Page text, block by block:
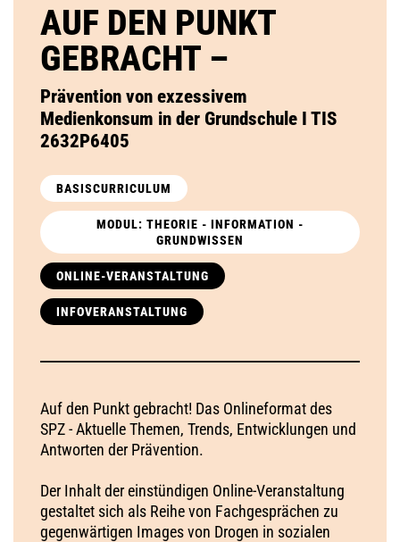
AUF DEN PUNKT
GEBRACHT –
Prävention von exzessivem
Medienkonsum in der Grundschule I TIS
2632P6405
BASISCURRICULUM
MODUL: THEORIE - INFORMATION -
GRUNDWISSEN
ONLINE-VERANSTALTUNG
INFOVERANSTALTUNG
Auf den Punkt gebracht! Das Onlineformat des
SPZ - Aktuelle Themen, Trends, Entwicklungen und
Antworten der Prävention.
Der Inhalt der einstündigen Online-Veranstaltung
gestaltet sich als Reihe von Fachgesprächen zu
gegenwärtigen Images von Drogen in sozialen